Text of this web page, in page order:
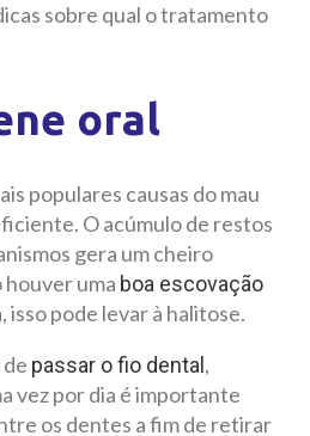
sobre qual o tratamento
oral
populares causas do mau
O acúmulo de restos
gera um cheiro
houver uma boa escovação
isso pode levar à halitose.
passar o fio dental,
vez por dia é importante
os dentes a fim de retirar